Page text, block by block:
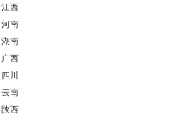
江西
河南
湖南
广西
四川
云南
陕西